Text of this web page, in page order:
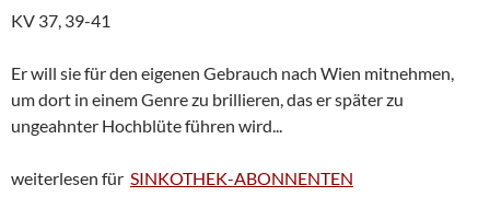
KV 37, 39-41
Er will sie für den eigenen Gebrauch nach Wien mitnehmen,
um dort in einem Genre zu brillieren, das er später zu
ungeahnter Hochblüte führen wird...
weiterlesen für SINKOTHEK-ABONNENTEN